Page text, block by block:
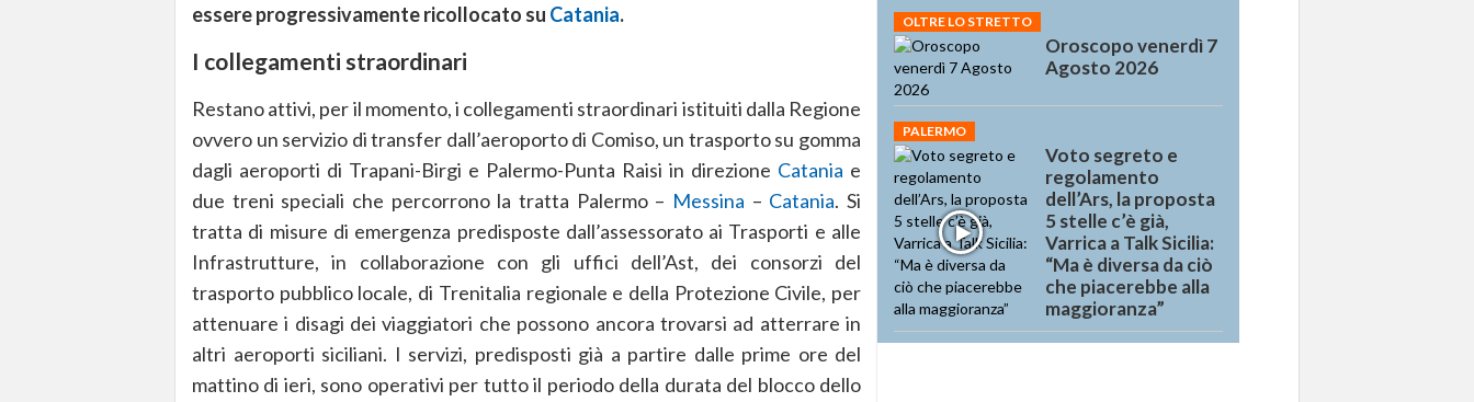
essere progressivamente ricollocato su Catania.
I collegamenti straordinari
Restano attivi, per il momento, i collegamenti straordinari istituiti dalla Regione
ovvero un servizio di transfer dall’aeroporto di Comiso, un trasporto su gomma
dagli aeroporti di Trapani-Birgi e Palermo-Punta Raisi in direzione Catania e
due treni speciali che percorrono la tratta Palermo – Messina – Catania. Si
tratta di misure di emergenza predisposte dall’assessorato ai Trasporti e alle
Infrastrutture, in collaborazione con gli uffici dell’Ast, dei consorzi del
trasporto pubblico locale, di Trenitalia regionale e della Protezione Civile, per
attenuare i disagi dei viaggiatori che possono ancora trovarsi ad atterrare in
altri aeroporti siciliani. I servizi, predisposti già a partire dalle prime ore del
mattino di ieri, sono operativi per tutto il periodo della durata del blocco dello
OLTRE LO STRETTO
Oroscopo venerdì 7
Agosto 2026
PALERMO
Voto segreto e
regolamento
dell’Ars, la proposta
5 stelle c’è già,
Varrica a Talk Sicilia:
“Ma è diversa da ciò
che piacerebbe alla
maggioranza”